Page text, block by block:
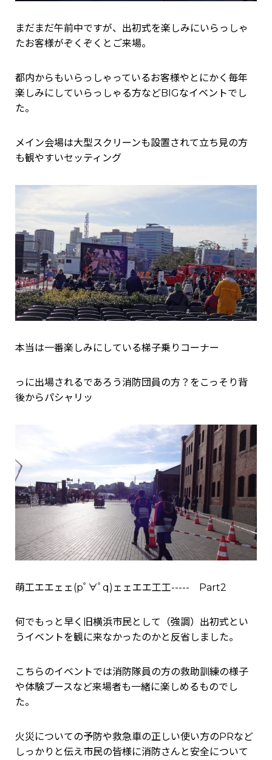
まだまだ午前中ですが、出初式を楽しみにいらっしゃ
たお客様がぞくぞくとご来場。
都内からもいらっしゃっているお客様やとにかく毎年
楽しみにしていらっしゃる方などBIGなイベントでし
た。
メイン会場は大型スクリーンも設置されて立ち見の方
も観やすいセッティング
本当は一番楽しみにしている梯子乗りコーナー
っに出場されるであろう消防団員の方？をこっそり背
後からパシャリッ
萌工エエェェ(pﾟ∀ﾟq)ェェエエ工工----- Part2
何でもっと早く旧横浜市民として（強調）出初式とい
うイベントを観に来なかったのかと反省しました。
こちらのイベントでは消防隊員の方の救助訓練の様子
や体験ブースなど来場者も一緒に楽しめるものでし
た。
火災についての予防や救急車の正しい使い方のPRなど
しっかりと伝え市民の皆様に消防さんと安全について